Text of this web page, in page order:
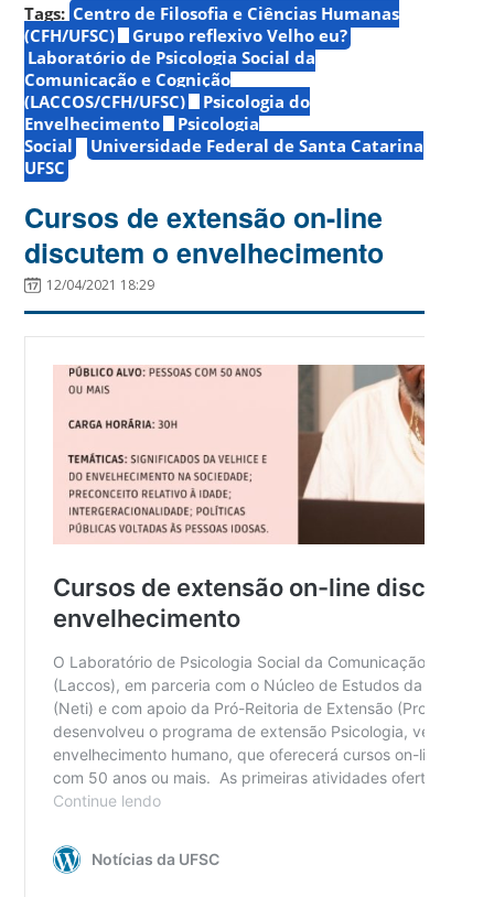
Tags: Centro de Filosofia e Ciências Humanas
(CFH/UFSC)
Grupo reflexivo Velho eu?
Laboratório de Psicologia Social da
Comunicação e Cognição
(LACCOS/CFH/UFSC)
Psicologia do
Envelhecimento
Psicologia
Social
Universidade Federal de Santa Catarina
UFSC
Cursos de extensão on-line
discutem o envelhecimento
12/04/2021 18:29